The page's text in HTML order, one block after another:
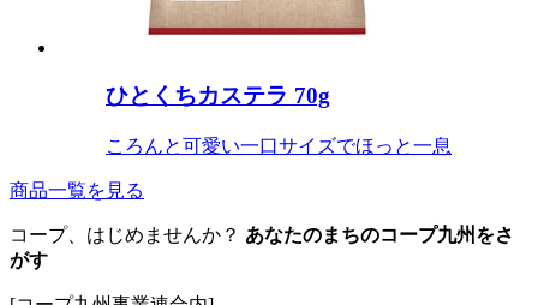
ひとくちカステラ 70g
ころんと可愛い一口サイズでほっと一息
商品一覧を見る
コープ、はじめませんか？ あなたのまちのコープ九州をさ
がす